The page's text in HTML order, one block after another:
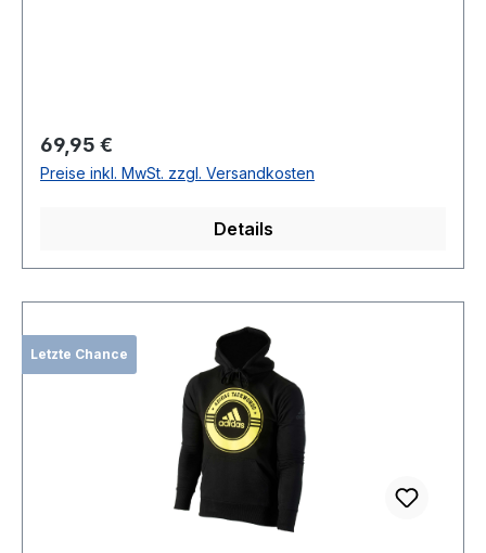
Regulärer Preis:
69,95 €
Preise inkl. MwSt. zzgl. Versandkosten
Details
Letzte Chance